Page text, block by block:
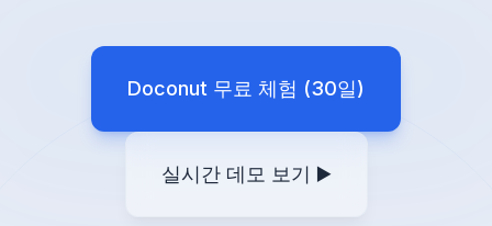
Doconut 무료 체험 (30일)
실시간 데모 보기 ▶️